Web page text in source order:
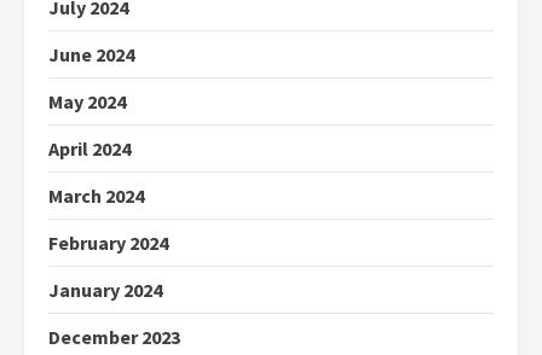
July 2024
June 2024
May 2024
April 2024
March 2024
February 2024
January 2024
December 2023